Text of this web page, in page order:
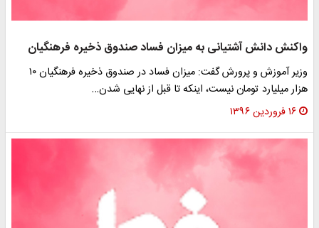
واکنش دانش آشتیانی به میزان فساد صندوق ذخیره فرهنگیان
وزیر آموزش و پرورش گفت: میزان فساد در صندوق ذخیره فرهنگیان ۱۰
هزار میلیارد تومان نیست، اینکه تا قبل از نهایی‌ شدن…
۱۶ فروردین ۱۳۹۶